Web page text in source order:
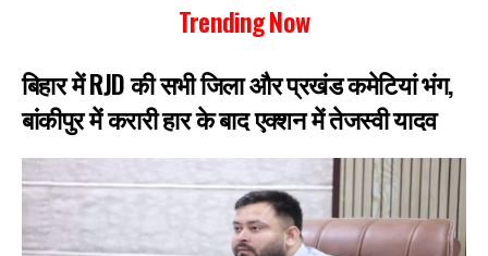
Trending Now
बिहार में RJD की सभी जिला और प्रखंड कमेटियां भंग,
बांकीपुर में करारी हार के बाद एक्शन में तेजस्वी यादव